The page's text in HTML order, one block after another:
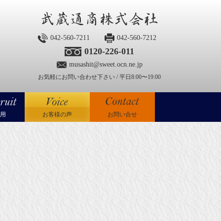
042-560-7211 042-560-7212
0120-226-011
musashit@sweet.ocn.ne.jp
お気軽にお問い合わせ下さい / 平日8:00〜19:00
お客様の声 お問い合せ